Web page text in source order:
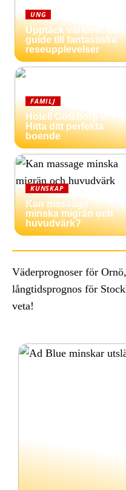
UNG
Upptäck världen: En
guide till fantastiska
reseupplevelser
FAMILJ
Hotell Göteborg –
Hitta ditt perfekta
boende
KUNSKAP
Kan massage
minska migrän och
huvudvärk?
Väderprognoser för
långtidsprognos för
veta!